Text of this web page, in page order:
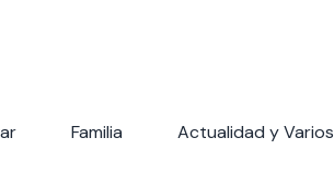
Familia Actualidad y Varios